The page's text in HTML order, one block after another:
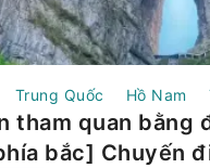
Trung Quốc Hồ Nam
tham quan bằng
bắc] Chuyến